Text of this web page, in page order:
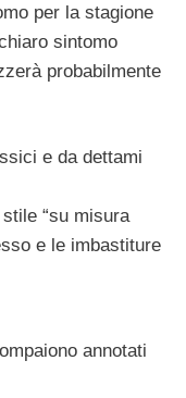
per la stagione
sintomo
probabilmente
e da dettami
“su misura
e le imbastiture
annotati